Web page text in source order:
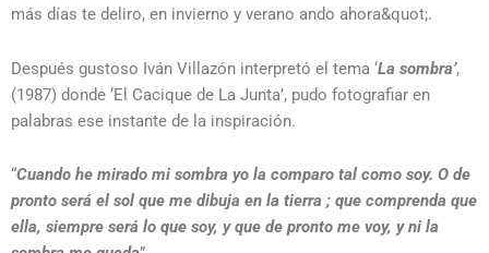
más días te deliro, en invierno y verano ando ahora&quot;.
Después gustoso Iván Villazón interpretó el tema ‘La sombra’,
(1987) donde ‘El Cacique de La Junta’, pudo fotografiar en
palabras ese instante de la inspiración.
“Cuando he mirado mi sombra yo la comparo tal como soy. O de
pronto será el sol que me dibuja en la tierra ; que comprenda que
ella, siempre será lo que soy, y que de pronto me voy, y ni la